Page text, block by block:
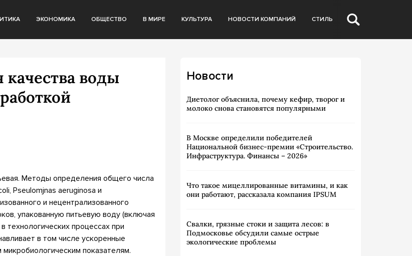
ЭКОНОМИКА ОБЩЕСТВО В МИРЕ КУЛЬТУРА НОВОСТИ КОМПАНИЙ СТИЛЬ
качества воды
Методы определения общего числа
Pseulomjnas aeruginosa и
и нецентрализованного
упакованную питьевую воду (включая
процессах при
в том числе ускоренные
показателям.
Новости
Диетолог объяснила, почему кефир, творог и
молоко снова становятся популярными
В Москве определили победителей
Национальной бизнес-премии «Строительство.
Инфраструктура. Финансы – 2026»
Что такое мицеллированные витамины, и как
они работают, рассказала компания IPSUM
Свалки, грязные стоки и защита лесов: в
Подмосковье обсудили самые острые
экологические проблемы